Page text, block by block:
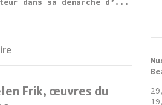
dans sa démarche d’...
Frik, œuvres du